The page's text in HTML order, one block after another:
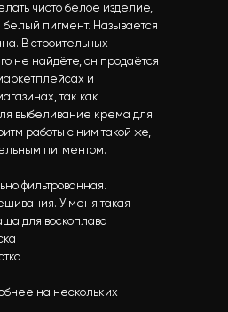
чисто белое изделие,
белый пигмент. Называется
В строительных
не найдёте, он продаётся
и
так как
выбеливание крема для
работы с ним такой же,
пигментом.
фильтрованная.
У меня такая
для воскоплава
на нескольких